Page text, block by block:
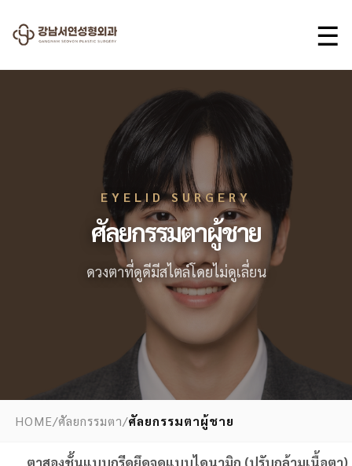
☰
EYELID SURGERY
ศัลยกรรมตาผู้ชาย
ดวงตาที่ดูดีมีสไตล์โดยไม่ดูเลี่ยน
HOME/ศัลยกรรมตา/ศัลยกรรมตาผู้ชาย
ตาสองชั้นแบบกรีดยึดจุดแบบไดนามิก (ปรับกล้ามเนื้อตา)